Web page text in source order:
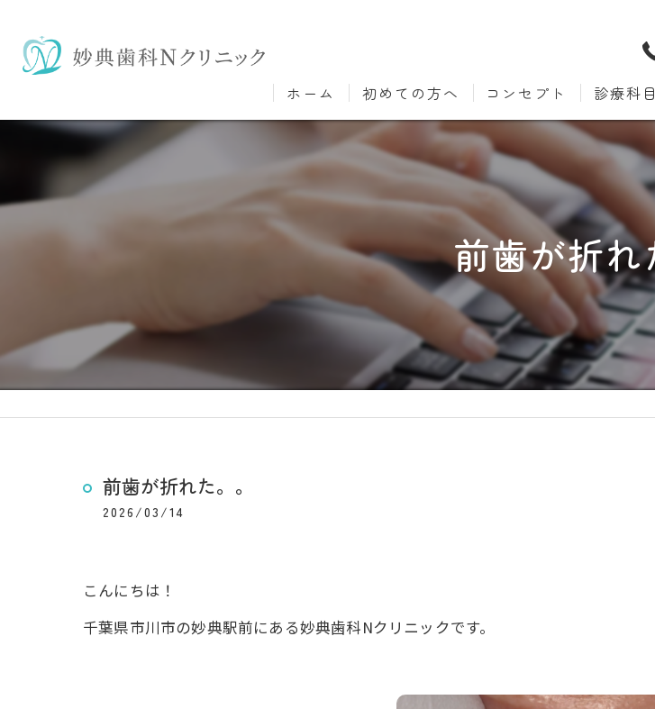
ホーム 初めての方へ コンセプト 診療科目
むし歯治療
小児歯科
口腔外科
ホワイト
審美歯科
知覚過敏
前歯が折
前歯が折れた。。
2026/03/14
こんにちは！
千葉県市川市の妙典駅前にある妙典歯科Nクリニックです。